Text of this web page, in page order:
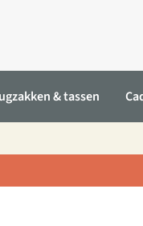
& tassen